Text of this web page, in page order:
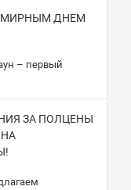
ДНЕМ
– первый
ЗА ПОЛЦЕНЫ